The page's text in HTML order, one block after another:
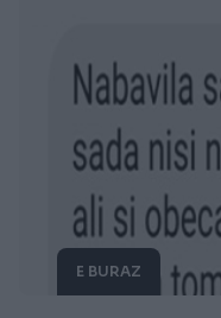
E BURAZ